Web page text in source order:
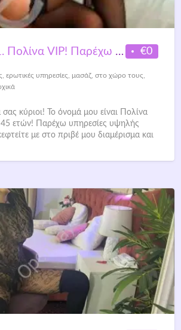
€0
6983637721. Πολίνα VIP! Παρέχω υπηρεσίες υψηλής ποιότητας
ερωτικές υπηρεσίες μασάζ, στο χώρο τους
κύριοι! Το όνομά μου είναι Πολίνα
45 ετών! Παρέχω υπηρεσίες υψηλής
με στο πριβέ μου διαμέρισμα και